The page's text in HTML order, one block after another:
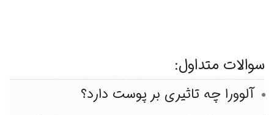
سوالات متداول:
آلوورا چه تاثیری بر پوست دارد؟